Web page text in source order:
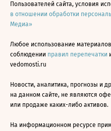
Пользователей сайта, условия
в отношении обработки
Медиа»
Любое использование
соблюдении правил перепечатки
vedomosti.ru
Новости, аналитика, прогнозы и
на данном сайте, не являются
или продаже каких-либо активов.
На информационном ресурсе